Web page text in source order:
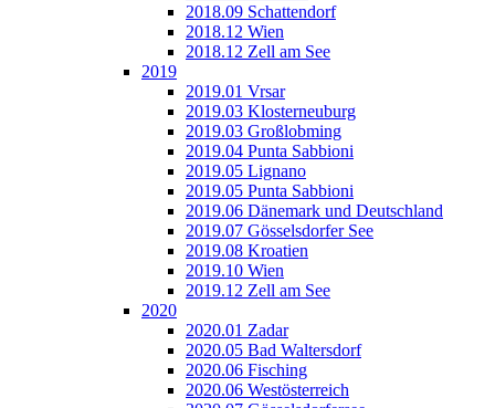
2018.09 Schattendorf
2018.12 Wien
2018.12 Zell am See
2019
2019.01 Vrsar
2019.03 Klosterneuburg
2019.03 Großlobming
2019.04 Punta Sabbioni
2019.05 Lignano
2019.05 Punta Sabbioni
2019.06 Dänemark und Deutschland
2019.07 Gösselsdorfer See
2019.08 Kroatien
2019.10 Wien
2019.12 Zell am See
2020
2020.01 Zadar
2020.05 Bad Waltersdorf
2020.06 Fisching
2020.06 Westösterreich